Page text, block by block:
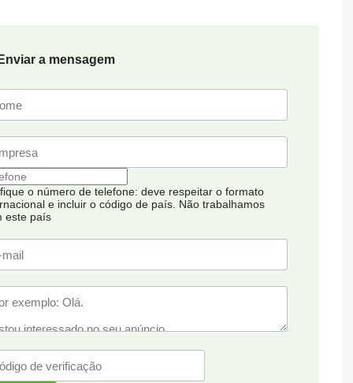
a mensagem
o número de telefone: deve respeitar o formato
e incluir o código de país. Não trabalhamos
este país